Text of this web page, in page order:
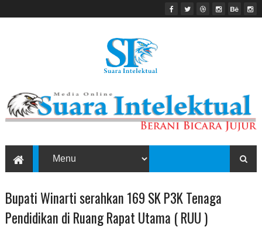
Bupati Winarti serahkan 169 SK P3K Tenaga
Pendidikan di Ruang Rapat Utama ( RUU )